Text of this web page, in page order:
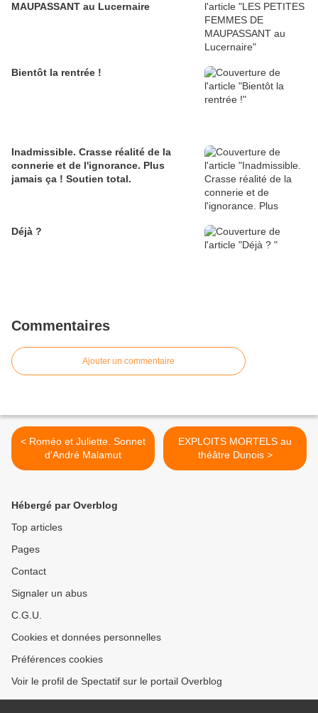
MAUPASSANT au Lucernaire
Bientôt la rentrée !
Inadmissible. Crasse réalité de la
connerie et de l'ignorance. Plus
jamais ça ! Soutien total.
Déjà ?
Commentaires
Ajouter un commentaire
< Roméo et Juliette. Sonnet
d'André Malamut
EXPLOITS MORTELS au
théâtre Dunois >
Hébergé par Overblog
Top articles
Pages
Contact
Signaler un abus
C.G.U.
Cookies et données personnelles
Préférences cookies
Voir le profil de Spectatif sur le portail Overblog